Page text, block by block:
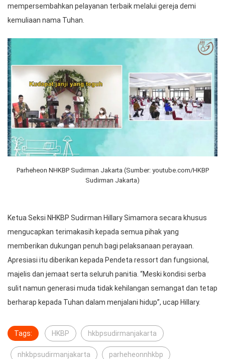
mempersembahkan pelayanan terbaik melalui gereja demi
kemuliaan nama Tuhan.
Parheheon NHKBP Sudirman Jakarta (Sumber: youtube.com/HKBP
Sudirman Jakarta)
Ketua Seksi NHKBP Sudirman Hillary Simamora secara khusus
mengucapkan terimakasih kepada semua pihak yang
memberikan dukungan penuh bagi pelaksanaan perayaan.
Apresiasi itu diberikan kepada Pendeta ressort dan fungsional,
majelis dan jemaat serta seluruh panitia. “Meski kondisi serba
sulit namun generasi muda tidak kehilangan semangat dan tetap
berharap kepada Tuhan dalam menjalani hidup”, ucap Hillary.
Tags: HKBP hkbpsudirmanjakarta
nhkbpsudirmanjakarta parheheonnhkbp